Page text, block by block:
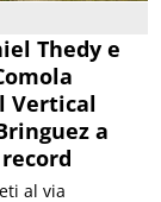
Thedy e
Vertical
a
al via